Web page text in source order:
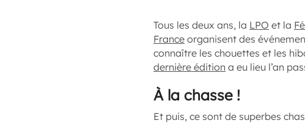
Tous les deux ans, la LPO et la
France organisent des
connaître les chouettes et les
dernière édition a eu lieu l’an
À la chasse !
Et puis, ce sont de superbes